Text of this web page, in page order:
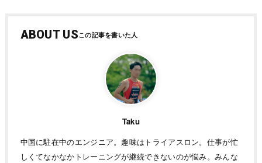
ABOUT US
Taku
中国に駐在中のエンジニア。趣味はトライアスロン。仕事が忙
しくてなかなかトレーニングが継続できないのが悩み。みんな